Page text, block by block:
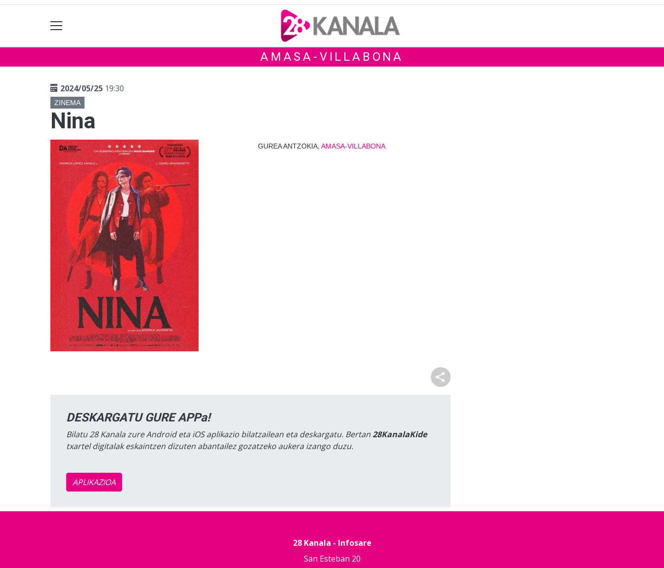
AMASA-VILLABONA
2024/05/25 19:30
ZINEMA
Nina
GUREA ANTZOKIA, AMASA-VILLABONA
DESKARGATU GURE APPa!
Bilatu 28 Kanala zure Android eta iOS aplikazio bilatzailean eta deskargatu. Bertan28KanalaKide
txartel digitalak eskaintzen dizuten abantailez gozatzeko aukera izango duzu.
APLIKAZIOA
28 Kanala - Infosare
San Esteban 20